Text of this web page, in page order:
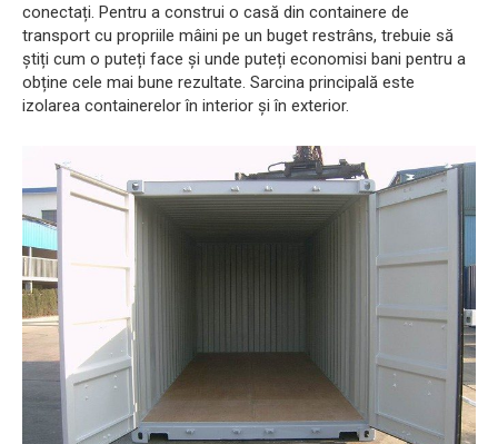
conectați. Pentru a construi o casă din containere de
transport cu propriile mâini pe un buget restrâns, trebuie să
știți cum o puteți face și unde puteți economisi bani pentru a
obține cele mai bune rezultate. Sarcina principală este
izolarea containerelor în interior și în exterior.